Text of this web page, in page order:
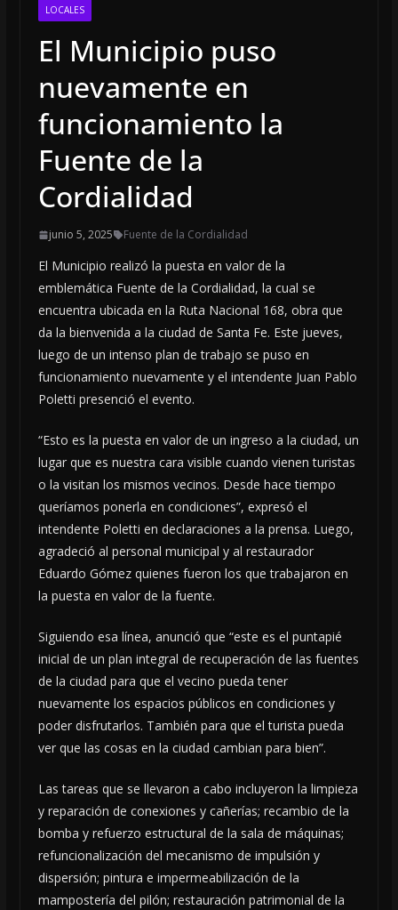
LOCALES
El Municipio puso
nuevamente en
funcionamiento la
Fuente de la
Cordialidad
junio 5, 2025 Fuente de la Cordialidad
El Municipio realizó la puesta en valor de la
emblemática Fuente de la Cordialidad, la cual se
encuentra ubicada en la Ruta Nacional 168, obra que
da la bienvenida a la ciudad de Santa Fe. Este jueves,
luego de un intenso plan de trabajo se puso en
funcionamiento nuevamente y el intendente Juan Pablo
Poletti presenció el evento.
“Esto es la puesta en valor de un ingreso a la ciudad, un
lugar que es nuestra cara visible cuando vienen turistas
o la visitan los mismos vecinos. Desde hace tiempo
queríamos ponerla en condiciones”, expresó el
intendente Poletti en declaraciones a la prensa. Luego,
agradeció al personal municipal y al restaurador
Eduardo Gómez quienes fueron los que trabajaron en
la puesta en valor de la fuente.
Siguiendo esa línea, anunció que “este es el puntapié
inicial de un plan integral de recuperación de las fuentes
de la ciudad para que el vecino pueda tener
nuevamente los espacios públicos en condiciones y
poder disfrutarlos. También para que el turista pueda
ver que las cosas en la ciudad cambian para bien”.
Las tareas que se llevaron a cabo incluyeron la limpieza
y reparación de conexiones y cañerías; recambio de la
bomba y refuerzo estructural de la sala de máquinas;
refuncionalización del mecanismo de impulsión y
dispersión; pintura e impermeabilización de la
mampostería del pilón; restauración patrimonial de la